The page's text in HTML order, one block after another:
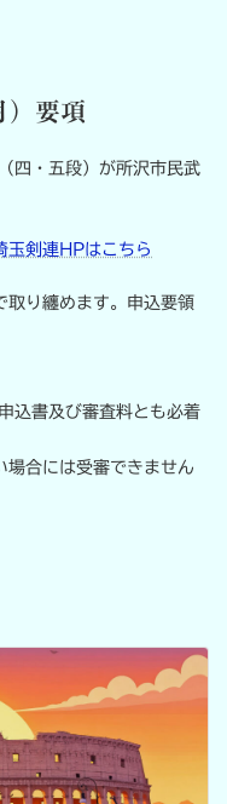
）要項
四・五段）が所沢市民武
剣連HPはこちら
取り纏めます。申込要領
込書及び審査料とも必着
場合には受審できません